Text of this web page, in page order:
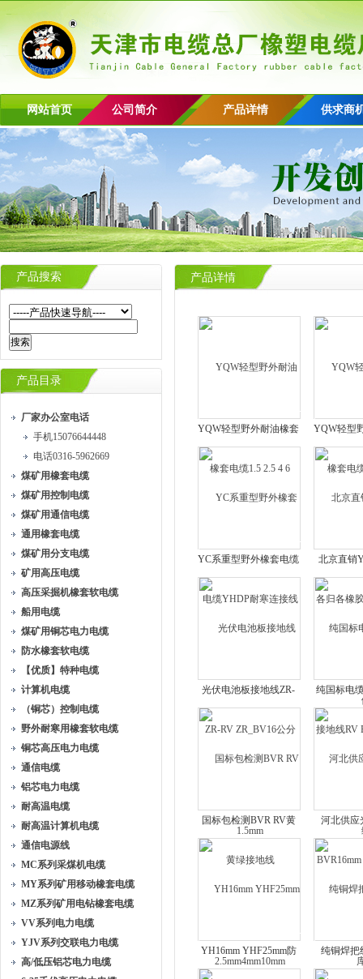
网站首页 公司简介 产品详情 供求商
产品搜索
产品目录
厂家办公室电话
手机15076644448
电话0316-5962669
煤矿用橡套电缆
煤矿用控制电缆
煤矿用通信电缆
通用橡套电缆
煤矿用分支电缆
矿用高压电缆
高压采掘机橡套软电缆
船用电缆
煤矿用铜芯电力电缆
防水橡套软电缆
【优质】特种电缆
计算机电缆
（铜芯）控制电缆
野外耐寒用橡套软电缆
铜芯高压电力电缆
通信电缆
铝芯电力电缆
耐高温电缆
耐高温计算机电缆
通信电源线
MC系列采煤机电缆
MY系列矿用移动橡套电缆
MZ系列矿用电钻橡套电缆
VV系列电力电缆
YJV系列交联电力电缆
高/低压铝芯电力电缆
产品详情
YQW轻型野外耐油橡套
电缆1.5 2.5 4 6
YQW轻型
电缆
YC系重型野外橡套电缆
YHDP耐寒连接线
北京直销
归各橡胶
光伏电池板接地线ZR-
RV ZR_BV16公分
1.5mm
纯国标电
地线RV
国标包检测BVR RV黄
绿接地线
2.5mm4mm10mm
河北供应
BVR16mm
YH16mm YHF25mm防
腐电焊机用橡套电缆
纯铜焊把